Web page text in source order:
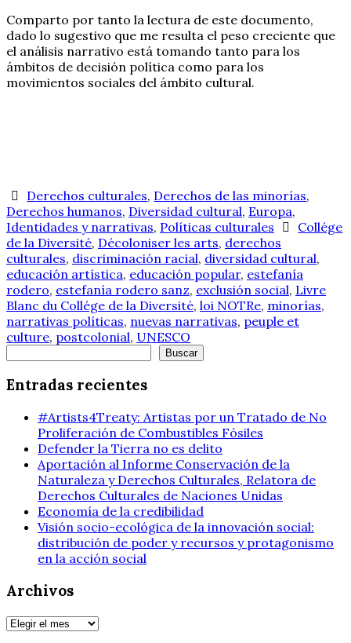
Comparto por tanto la lectura de este documento,
dado lo sugestivo que me resulta el peso creciente que
el análisis narrativo está tomando tanto para los
ámbitos de decisión política como para los
movimientos sociales del ámbito cultural.
Derechos culturales, Derechos de las minorías,
Derechos humanos, Diversidad cultural, Europa,
Identidades y narrativas, Políticas culturales
Collége
de la Diversité, Décoloniser les arts, derechos
culturales, discriminación racial, diversidad cultural,
educación artística, educación popular, estefanía
rodero, estefanía rodero sanz, exclusión social, Livre
Blanc du Collége de la Diversité, loi NOTRe, minorías,
narrativas políticas, nuevas narrativas, peuple et
culture, postcolonial, UNESCO
Buscar
Entradas recientes
#Artists4Treaty: Artistas por un Tratado de No
Proliferación de Combustibles Fósiles
Defender la Tierra no es delito
Aportación al Informe Conservación de la
Naturaleza y Derechos Culturales, Relatora de
Derechos Culturales de Naciones Unidas
Economía de la credibilidad
Visión socio-ecológica de la innovación social:
distribución de poder y recursos y protagonismo
en la acción social
Archivos
Archivos